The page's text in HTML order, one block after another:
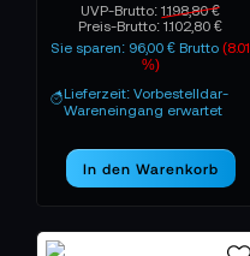
UVP-Brutto:1.198,80 €
Preis-Brutto:1.102,80 €
Sie sparen: 96,00 € Brutto(8.01
%)
Lieferzeit: Vorbestelldar-
Wareneingang erwartet
In den Warenkorb